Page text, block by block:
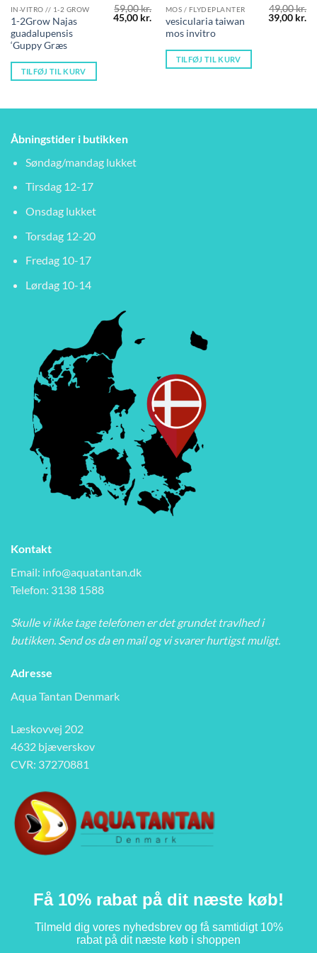
IN-VITRO // 1-2 GROW
1-2Grow Najas
guadalupensis
‘Guppy Græs
59,00kr.
Den
oprindelige
45,00 kr.
aktuelle
pris
45,00 kr..
TILFØJ TIL KURV
MOS / FLYDEPLANTER
vesicularia taiwan
mos invitro
49,00kr.
Den
39,00 kr.
TILFØJ TIL KURV
Åbningstider i butikken
Søndag/mandag lukket
Tirsdag 12-17
Onsdag lukket
Torsdag 12-20
Fredag 10-17
Lørdag 10-14
Kontakt
Email: info@aquatantan.dk
Telefon: 3138 1588
Skulle vi ikke tage telefonen er det grundet travlhed i
butikken. Send os da en mail og vi svarer hurtigst muligt.
Adresse
Aqua Tantan Denmark
Læskovvej 202
4632 bjæverskov
CVR: 37270881
Få 10% rabat på dit næste køb!
Tilmeld dig vores nyhedsbrev og få samtidigt 10%
rabat på dit næste køb i shoppen